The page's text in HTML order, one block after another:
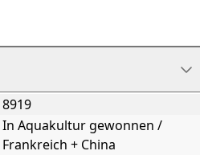
8919
In Aquakultur gewonnen /
Frankreich + China